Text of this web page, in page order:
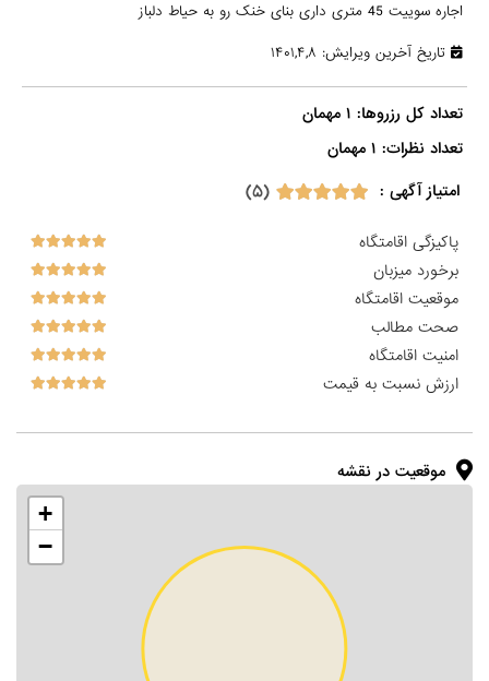
اجاره سوییت 45 متری داری بنای خنک رو به حیاط دلباز
تاریخ آخرین ویرایش: ۱۴۰۱,۴,۸
تعداد کل رزروها: ۱ مهمان
تعداد نظرات: ۱ مهمان
امتیاز آگهی :
(۵)
پاکیزگی اقامتگاه
برخورد میزبان
موقعیت اقامتگاه
صحت مطالب
امنیت اقامتگاه
ارزش نسبت به قیمت
موقعیت در نقشه
+
−